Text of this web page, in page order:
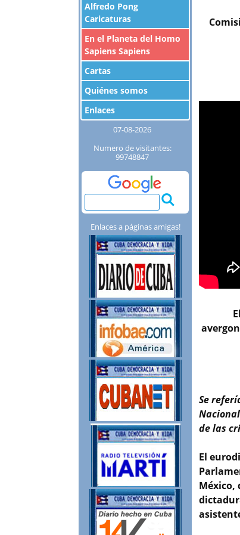
Alfredo Pong
Caricaturas
En el Planeta del Homo
Sapiens Sapiens
Cartas
Quiénes somos
Enlaces
07-08-2026
Numero de visitantes:
99748847
Enlaces a páginas amigas!
Se
de las
El
México,